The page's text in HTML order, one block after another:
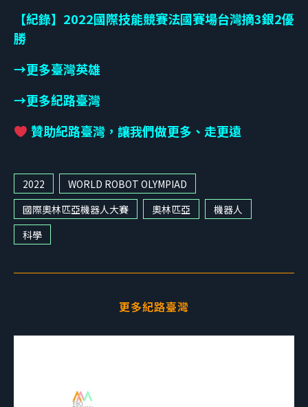
【紀錄】2022國際技能競賽法國賽場台灣摘3銀2優
勝
→更多臺灣英雄
→更多紀路臺灣
贊助紀路臺灣，讓我們做更多、走更遠
2022
WORLD ROBOT OLYMPIAD
國際奧林匹亞機器人大賽
奧林匹亞
機器人
科學
更多紀路臺灣